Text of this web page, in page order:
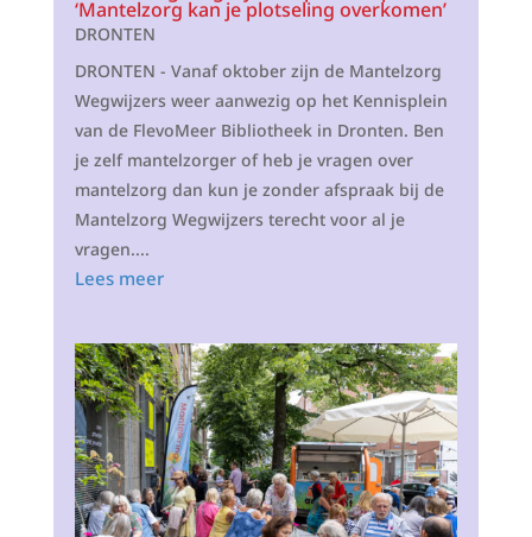
‘Mantelzorg kan je plotseling overkomen’
DRONTEN
DRONTEN - Vanaf oktober zijn de Mantelzorg
Wegwijzers weer aanwezig op het Kennisplein
van de FlevoMeer Bibliotheek in Dronten. Ben
je zelf mantelzorger of heb je vragen over
mantelzorg dan kun je zonder afspraak bij de
Mantelzorg Wegwijzers terecht voor al je
vragen....
Lees meer